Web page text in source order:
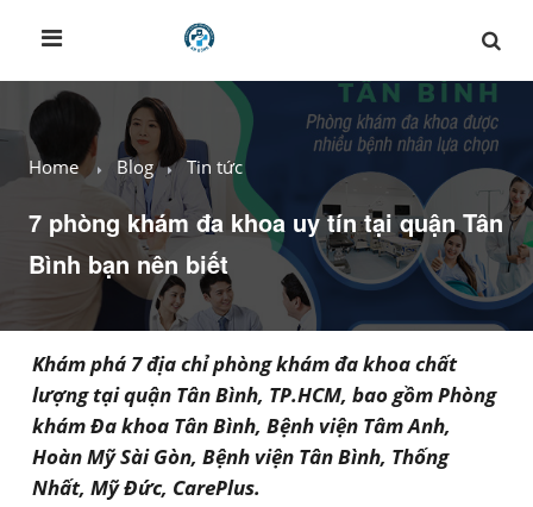
Home Blog Tin tức
7 phòng khám đa khoa uy tín tại quận Tân
Bình bạn nên biết
Khám phá 7 địa chỉ phòng khám đa khoa chất
lượng tại quận Tân Bình, TP.HCM, bao gồm Phòng
khám Đa khoa Tân Bình, Bệnh viện Tâm Anh,
Hoàn Mỹ Sài Gòn, Bệnh viện Tân Bình, Thống
Nhất, Mỹ Đức, CarePlus.